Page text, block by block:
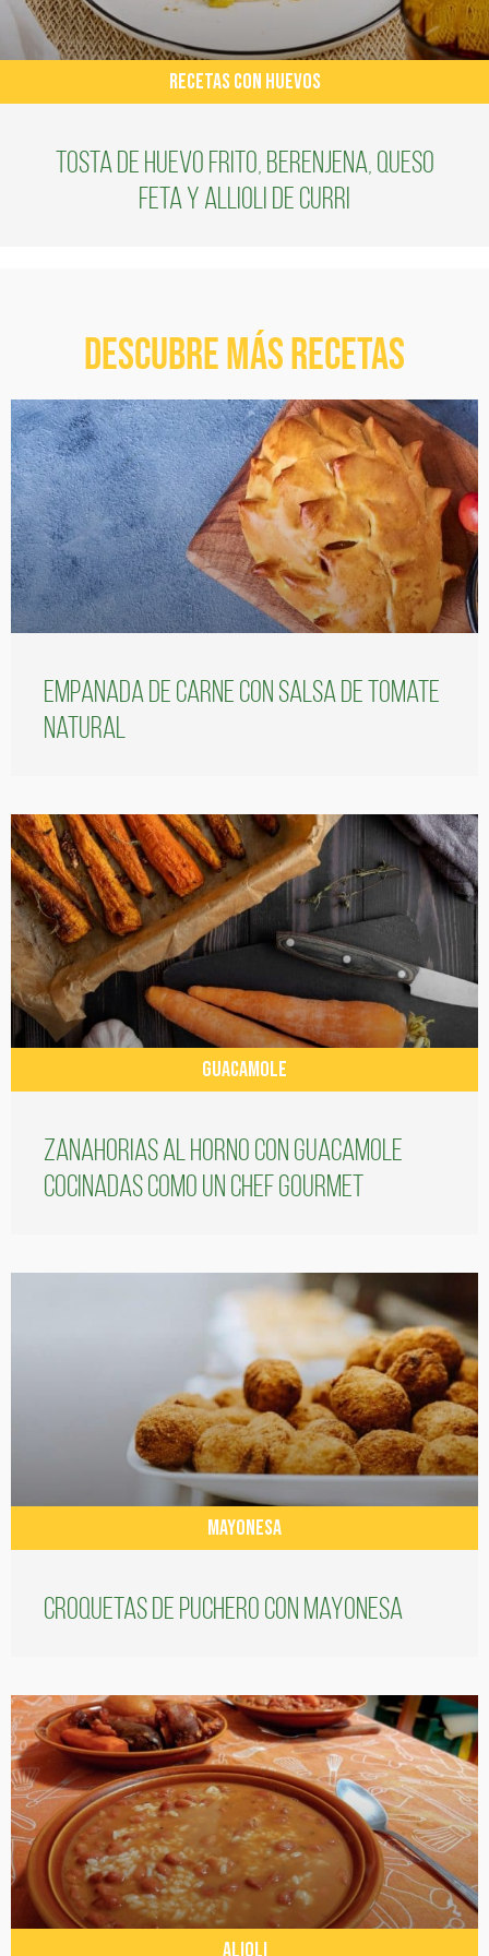
RECETAS CON HUEVOS
Tosta de huevo frito, berenjena, queso
feta y Allioli de Curri
Descubre más recetas
Empanada de carne con salsa de tomate
natural
GUACAMOLE
Zanahorias al horno con guacamole
cocinadas como un chef gourmet
MAYONESA
Croquetas de puchero con Mayonesa